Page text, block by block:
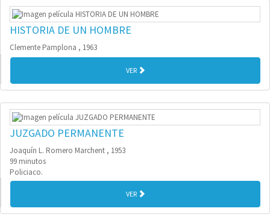
HISTORIA DE UN HOMBRE
Clemente Pamplona , 1963
VER
JUZGADO PERMANENTE
Joaquín L. Romero Marchent , 1953
99 minutos
Policiaco.
VER